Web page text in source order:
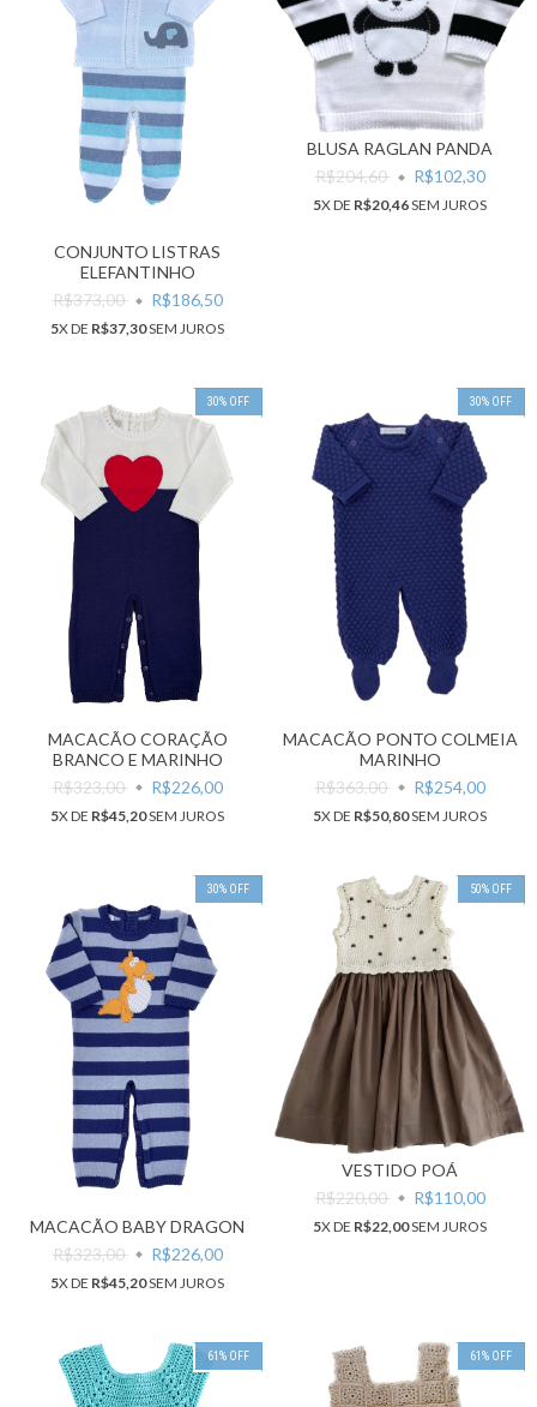
CONJUNTO LISTRAS
ELEFANTINHO
R$373,00
R$186,50
5X DE R$37,30SEM JUROS
BLUSA RAGLAN PANDA
R$204,60
R$102,30
5X DE R$20,46SEM JUROS
30% OFF
MACACÃO CORAÇÃO
BRANCO E MARINHO
R$323,00
R$226,00
5X DE R$45,20SEM JUROS
30% OFF
MACACÃO PONTO COLMEIA
MARINHO
R$363,00
R$254,00
5X DE R$50,80SEM JUROS
30% OFF
MACACÃO BABY DRAGON
R$323,00
R$226,00
5X DE R$45,20SEM JUROS
50% OFF
VESTIDO POÁ
R$220,00
R$110,00
5X DE R$22,00SEM JUROS
61 % OFF 61 % OFF